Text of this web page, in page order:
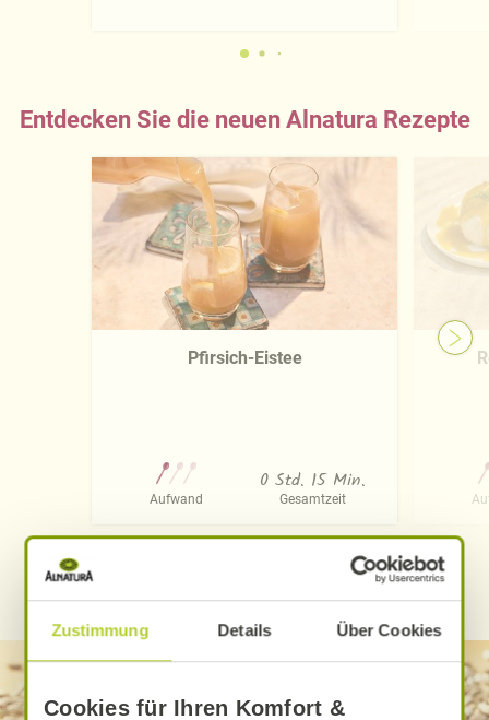
Zustimmung Details Über Cookies
Cookies für Ihren Komfort &
Entdecken Sie die neuen Alnatura Rezepte
Pfirsich-Eistee
Aufwand
0 Std. 15 Min.
Gesamtzeit
WEITERE ALNATURA REZEPTE FINDEN